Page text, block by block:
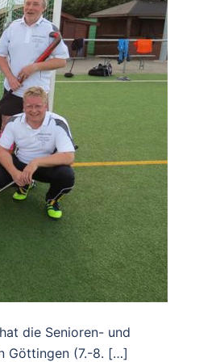
die Senioren- und
Göttingen (7.-8. […]